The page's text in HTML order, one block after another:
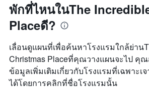
พักที่ไหนในThe
Placeดี?
เลื่อนดูแผนที่เพื่อค้นหาโรงแรมใกล้ย่าน
Christmas Placeที่คุณวางแผนจะไป คุ
ข้อมูลเพิ่มเติมเกี่ยวกับโรงแรมที่เฉพาะเ
ได้โดยการคลิกที่ชื่อโรงแรมนั้น